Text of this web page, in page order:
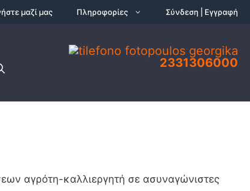
μαζί μας Πληροφορίες Σύνδεση | Εγγραφή
2331306000
αγρότη-καλλιεργητή σε ασυναγώνιστες